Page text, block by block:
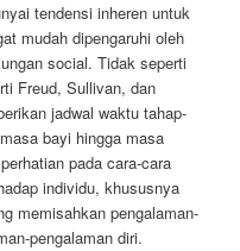
tendensi inheren untuk
mudah dipengaruhi oleh
social. Tidak seperti
Freud, Sullivan, dan
jadwal waktu tahap-
bayi hingga masa
pada cara-cara
individu, khususnya
memisahkan pengalaman-
pengalaman diri.